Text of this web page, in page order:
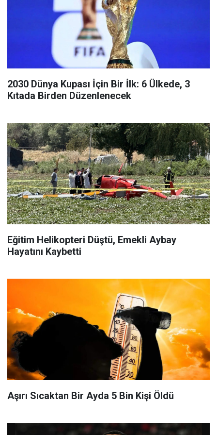
2030 Dünya Kupası İçin Bir İlk: 6 Ülkede, 3
Kıtada Birden Düzenlenecek
Eğitim Helikopteri Düştü, Emekli Aybay
Hayatını Kaybetti
Aşırı Sıcaktan Bir Ayda 5 Bin Kişi Öldü